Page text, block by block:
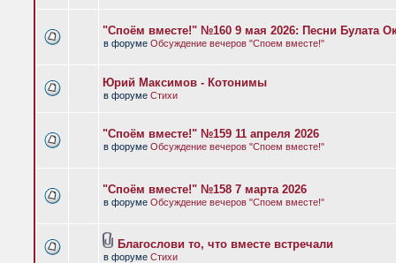
"Споём вместе!" №160 9 мая 2026: Песни Булата
в форуме Обсуждение вечеров "Споем вместе!"
Юрий Максимов - Котонимы
в форуме Стихи
"Споём вместе!" №159 11 апреля 2026
в форуме Обсуждение вечеров "Споем вместе!"
"Споём вместе!" №158 7 марта 2026
в форуме Обсуждение вечеров "Споем вместе!"
Благослови то, что вместе встречали
в форуме Стихи